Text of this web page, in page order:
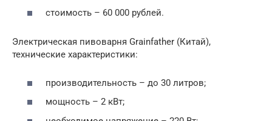
стоимость – 60 000 рублей.
Электрическая пивоварня Grainfather (Китай),
технические характеристики:
производительность – до 30 литров;
мощность – 2 кВт;